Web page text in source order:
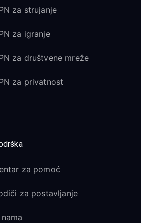
za strujanje
za igranje
za društvene mreže
za privatnost
za pomoć
za postavljanje
nama